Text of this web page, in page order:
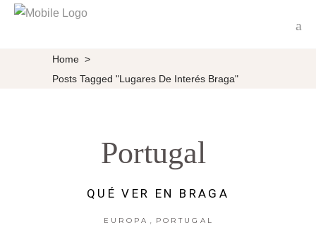
Home >
Posts Tagged "lugares De Interés Braga"
Portugal
QUÉ VER EN BRAGA
EUROPA PORTUGAL